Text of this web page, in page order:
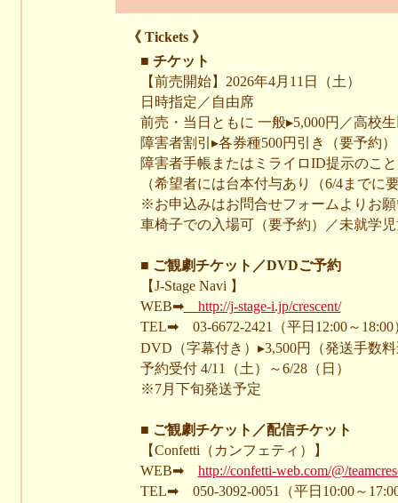
《 Tickets 》
■ チケット
【前売開始】2026年4月11日（土）
日時指定／自由席
前売・当日ともに 一般▸5,000円／高校
障害者割引▸各券種500円引き（要予約）
障害者手帳またはミライロID提示のこと
（希望者には台本付与あり（6/4までに
※お申込みはお問合せフォームよりお
車椅子での入場可（要予約）／未就学
■ ご観劇チケット／DVDご予約
【J-Stage Navi 】
WEB➡http://j-stage-i.jp/crescent/
TEL➡ 03-6672-2421（平日12:00～18:00
DVD（字幕付き）▸3,500円（発送手数
予約受付 4/11（土）～6/28（日）
※7月下旬発送予定
■ ご観劇チケット／配信チケット
【Confetti（カンフェティ）】
WEB➡ http://confetti-web.com/@/
TEL➡ 050-3092-0051（平日10:00～